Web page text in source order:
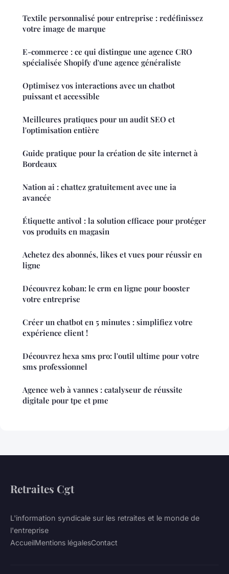
Textile personnalisé pour entreprise : redéfinissez
votre image de marque
E-commerce : ce qui distingue une agence CRO
spécialisée Shopify d'une agence généraliste
Optimisez vos interactions avec un chatbot
puissant et accessible
Meilleures pratiques pour un audit SEO et
l'optimisation entière
Guide pratique pour la création de site internet à
Bordeaux
Nation ai : chattez gratuitement avec une ia
avancée
Étiquette antivol : la solution efficace pour protéger
vos produits en magasin
Achetez des abonnés, likes et vues pour réussir en
ligne
Découvrez koban: le crm en ligne pour booster
votre entreprise
Créer un chatbot en 5 minutes : simplifiez votre
expérience client !
Découvrez hexa sms pro: l'outil ultime pour votre
sms professionnel
Agence web à vannes : catalyseur de réussite
digitale pour tpe et pme
Retraites Cgt
L'information syndicale sur les retraites et le monde de
l'entreprise
AccueilMentions légalesContact